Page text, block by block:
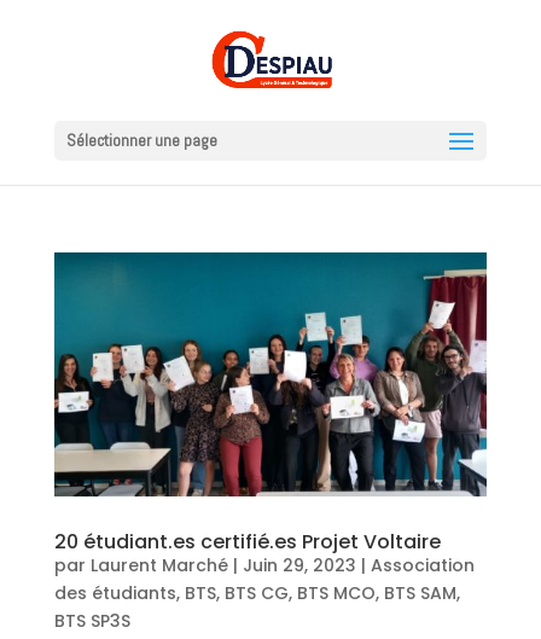
Sélectionner une page
20 étudiant.es certifié.es Projet Voltaire
par Laurent Marché| Juin 29, 2023 | Association
des étudiants, BTS, BTS CG, BTS MCO, BTS SAM,
BTS SP3S